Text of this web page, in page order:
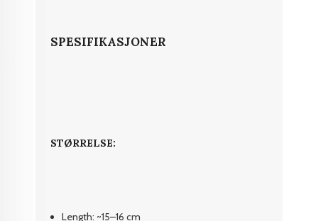
SPESIFIKASJONER
STØRRELSE:
Length: ~15–16 cm